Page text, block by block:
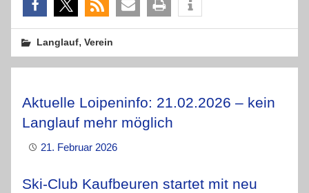
Langlauf,Verein
Aktuelle Loipeninfo: 21.02.2026 – kein
Langlauf mehr möglich
21. Februar 2026
Ski-Club Kaufbeuren startet mit neu